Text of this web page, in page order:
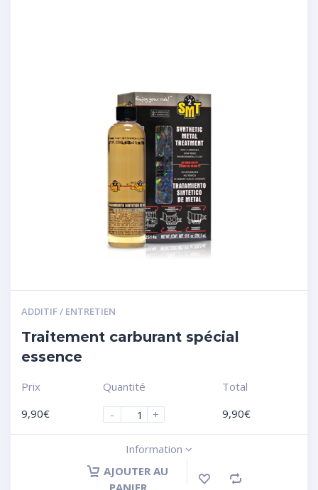
ADDITIF / ENTRETIEN
Traitement carburant spécial
essence
Prix
9,90€
Quantité
-
+
Total
9,90€
Information
AJOUTER AU
PANIER